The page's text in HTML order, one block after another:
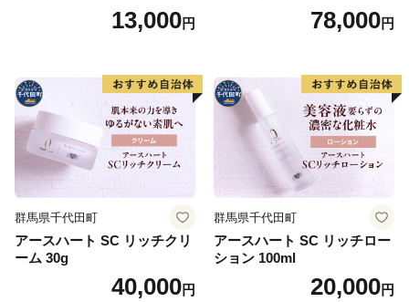
13,000円 78,000円
群馬県千代田町
アースハート SC リッチクリ
ーム 30g
40,000円
群馬県千代田町
アースハート SC リッチロー
ション 100ml
20,000円